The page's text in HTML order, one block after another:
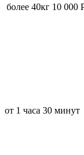
более 40кг 10 000
от 1 часа 30 минут